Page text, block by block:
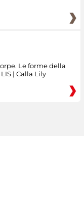
Le forme della
| Calla Lily